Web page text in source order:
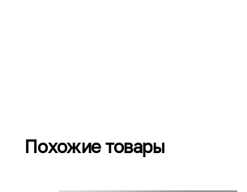
Похожие товары